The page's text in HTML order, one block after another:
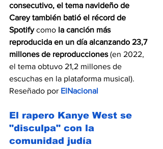
consecutivo, el tema navideño de
Carey también batió el récord de
Spotify como la canción más
reproducida en un día alcanzando 23,7
millones de reproducciones (en 2022,
el tema obtuvo 21,2 millones de
escuchas en la plataforma musical).
Reseñado por ElNacional
El rapero Kanye West se
"disculpa" con la
comunidad judía